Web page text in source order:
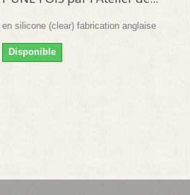
silicone (clear) fabrication anglaise
Disponible